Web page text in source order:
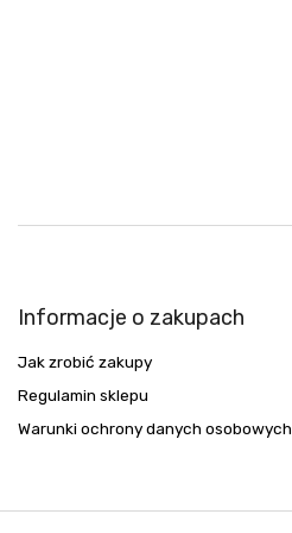
Informacje o zakupach
Jak zrobić zakupy
Regulamin sklepu
Warunki ochrony danych osobowych